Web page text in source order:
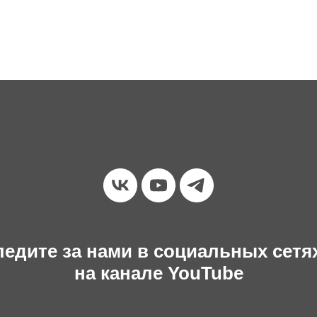
за нами в социальных
на канале YouTube